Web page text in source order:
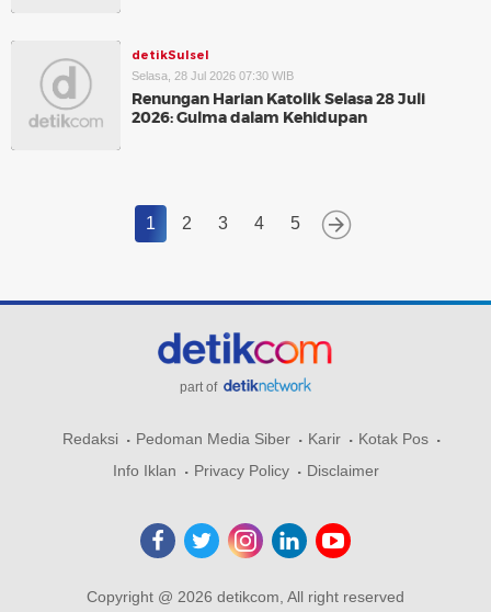
detikSulsel
Selasa, 28 Jul 2026 07:30 WIB
Renungan Harian Katolik Selasa 28 Juli
2026: Gulma dalam Kehidupan
1 2 3 4 5
part of
Redaksi Pedoman Media Siber Karir
Kotak Pos
Info Iklan
Privacy Policy Disclaimer
Copyright @ 2026 detikcom, All right reserved